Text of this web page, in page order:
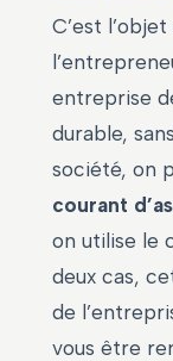
C’est
entreprise
durable,
société, on
courant
on utilise le
deux cas,
de
vous être